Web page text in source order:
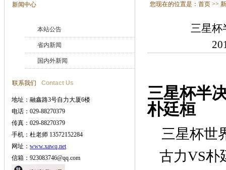
新闻中心
本站公告
省内新闻
国内外新闻
联系我们 Contact Us
地址：融鑫路3号自力大厦6楼
电话：029-88270379
传真：029-88270379
手机：杜老师 13572152284
网址： www.xawq.net
信箱：923083746@qq.com
您现在的位置是： 首页 >>
三星杯
三星杯半
朴廷桓
三星杯世
古力VS朴